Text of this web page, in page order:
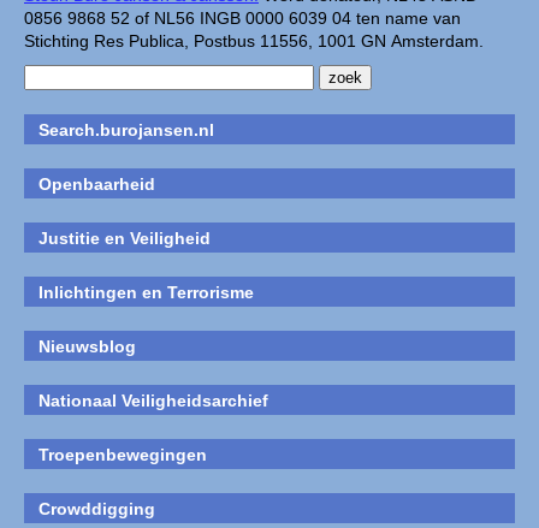
0856 9868 52 of NL56 INGB 0000 6039 04 ten name van
Stichting Res Publica, Postbus 11556, 1001 GN Amsterdam.
Search.burojansen.nl
Openbaarheid
Justitie en Veiligheid
Inlichtingen en Terrorisme
Nieuwsblog
Nationaal Veiligheidsarchief
Troepenbewegingen
Crowddigging